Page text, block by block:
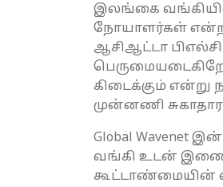
இலங்கை வங்கியின்
நோயாளர்கள்
ஆசிஆட்டா
கிடைக்கும் என்று
முன்னணி
Global
வங்கி உடன்
கூட்டாண்மையின்